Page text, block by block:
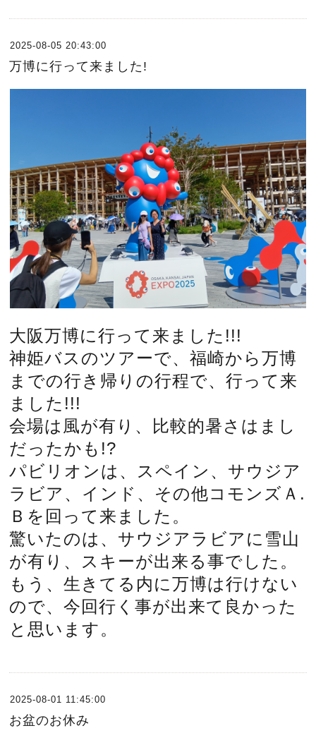
2025-08-05 20:43:00
万博に行って来ました!
大阪万博に行って来ました!!!
神姫バスのツアーで、福崎から万博
までの行き帰りの行程で、行って来
ました!!!
会場は風が有り、比較的暑さはまし
だったかも!?
パビリオンは、スペイン、サウジア
ラビア、インド、その他コモンズＡ.
Ｂを回って来ました。
驚いたのは、サウジアラビアに雪山
が有り、スキーが出来る事でした。
もう、生きてる内に万博は行けない
ので、今回行く事が出来て良かった
と思います。
2025-08-01 11:45:00
お盆のお休み